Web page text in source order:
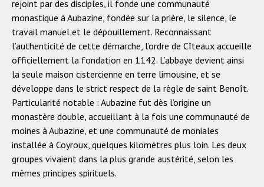
rejoint par des disciples, il fonde une communauté
monastique à Aubazine, fondée sur la prière, le silence, le
travail manuel et le dépouillement. Reconnaissant
l’authenticité de cette démarche, l’ordre de Cîteaux accueille
officiellement la fondation en 1142. L’abbaye devient ainsi
la seule maison cistercienne en terre limousine, et se
développe dans le strict respect de la règle de saint Benoît.
Particularité notable : Aubazine fut dès l’origine un
monastère double, accueillant à la fois une communauté de
moines à Aubazine, et une communauté de moniales
installée à Coyroux, quelques kilomètres plus loin. Les deux
groupes vivaient dans la plus grande austérité, selon les
mêmes principes spirituels.